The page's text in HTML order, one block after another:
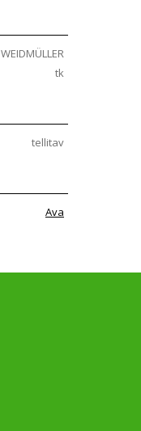
WEIDMÜLLER
tk
tellitav
Ava